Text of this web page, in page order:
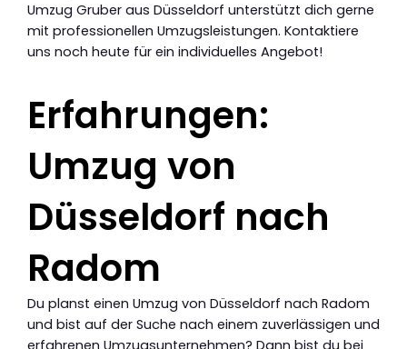
Umzug Gruber aus Düsseldorf unterstützt dich gerne
mit professionellen Umzugsleistungen. Kontaktiere
uns noch heute für ein individuelles Angebot!
Erfahrungen:
Umzug von
Düsseldorf nach
Radom
Du planst einen Umzug von Düsseldorf nach Radom
und bist auf der Suche nach einem zuverlässigen und
erfahrenen Umzugsunternehmen? Dann bist du bei